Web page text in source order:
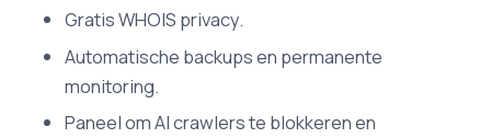
Gratis WHOIS privacy.
Automatische backups en permanente
monitoring.
Paneel om AI crawlers te blokkeren en